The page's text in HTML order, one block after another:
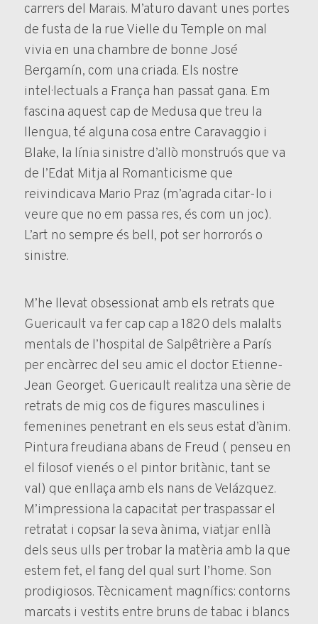
carrers del Marais. M’aturo davant unes portes
de fusta de la rue Vielle du Temple on mal
vivia en una chambre de bonne José
Bergamín, com una criada. Els nostre
intel·lectuals a França han passat gana. Em
fascina aquest cap de Medusa que treu la
llengua, té alguna cosa entre Caravaggio i
Blake, la línia sinistre d’allò monstruós que va
de l’Edat Mitja al Romanticisme que
reivindicava Mario Praz (m’agrada citar-lo i
veure que no em passa res, és com un joc).
L’art no sempre és bell, pot ser horrorós o
sinistre.
M’he llevat obsessionat amb els retrats que
Guericault va fer cap cap a 1820 dels malalts
mentals de l’hospital de Salpêtrière a París
per encàrrec del seu amic el doctor Etienne-
Jean Georget. Guericault realitza una sèrie de
retrats de mig cos de figures masculines i
femenines penetrant en els seus estat d’ànim.
Pintura freudiana abans de Freud ( penseu en
el filosof vienés o el pintor britànic, tant se
val) que enllaça amb els nans de Velázquez.
M’impressiona la capacitat per traspassar el
retratat i copsar la seva ànima, viatjar enllà
dels seus ulls per trobar la matèria amb la que
estem fet, el fang del qual surt l’home. Son
prodigiosos. Tècnicament magnífics: contorns
marcats i vestits entre bruns de tabac i blancs